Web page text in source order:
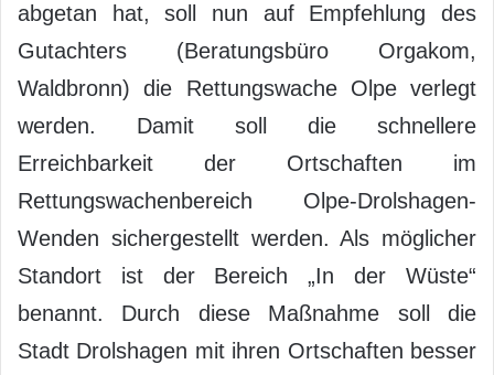
abgetan hat, soll nun auf Empfehlung des
Gutachters (Beratungsbüro Orgakom,
Waldbronn) die Rettungswache Olpe verlegt
werden. Damit soll die schnellere
Erreichbarkeit der Ortschaften im
Rettungswachenbereich Olpe-Drolshagen-
Wenden sichergestellt werden. Als möglicher
Standort ist der Bereich „In der Wüste“
benannt. Durch diese Maßnahme soll die
Stadt Drolshagen mit ihren Ortschaften besser